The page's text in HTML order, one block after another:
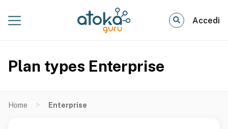
Accedi
Plan types Enterprise
Home > Enterprise